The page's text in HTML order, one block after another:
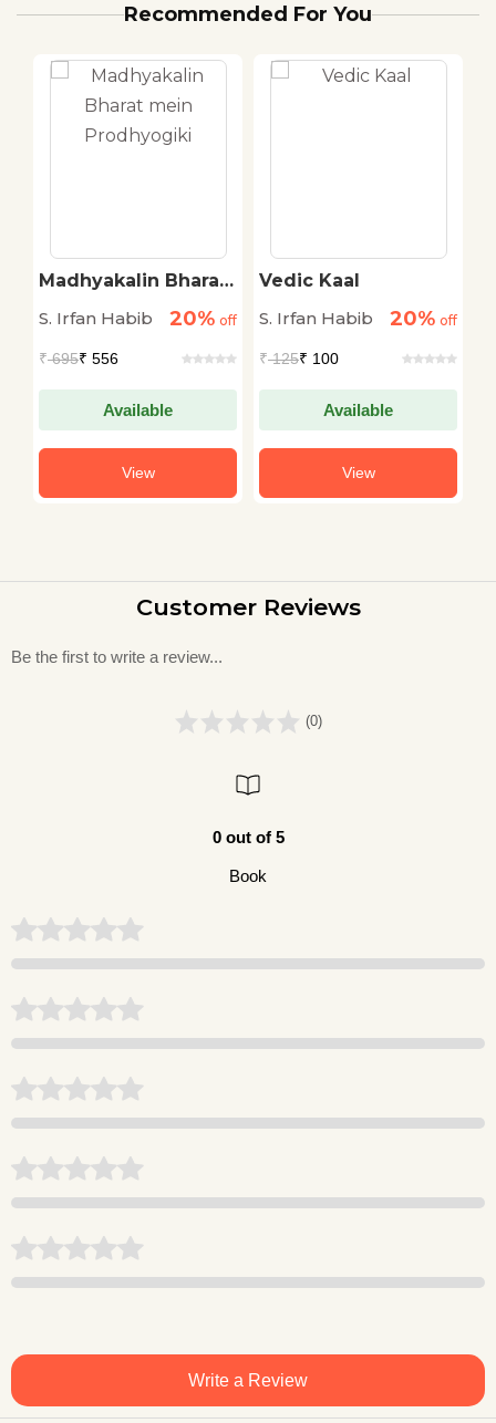
Recommended For You
Madhyakalin Bharat
S. Irfan Habib
20% off
₹695₹ 556
Available
View
Vedic Kaal
S. Irfan Habib
20% off
₹125₹ 100
Available
View
Customer Reviews
Be the first to write a review...
(0)
0 out of 5
Book
Write a Review